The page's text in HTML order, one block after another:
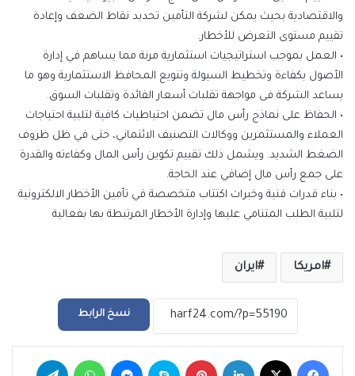
والاقتصادية بحيث يمكن لشركة التأمين تحديد نقاط الضعف وإعادة
تقييم مستوى التعرض للخطار.
• العمل بموجب استراتيجيات استثمارية مرنة مما يساهم في إدارة
الأصول بكفاءة وتخطيط السيولة وتنويع المحافظ الاستثمارية وهو ما
يساعد الشركة فى مواجهة تقلبات أسعار الفائدة وتقلبات السوق.
• الحفاظ على نماذج رأس مال تضمن احتياطيات كافية لتلبية احتياجات
العملاء والمستثمرين ووكالات التصنيف الائتماني، حتى في ظل ظروف
الضغط الشديد. ويشمل ذلك تقييم تكوين رأس المال وكفاءته والقدرة
على جمع رأس مال إضافي عند الحاجة.
• بناء قدرات فنية وخبرات اكتتاب متخصصة في تأمين الأخطار الالكترونية
لتلبية الطلب المتنامي عليها وإدارة الأخطار المرتبطة بها بفعالية
امريكا ايران
نسخ الرابط
فيسبوك لينكدإن بينتيريست سكايب ماسنجر واتساب